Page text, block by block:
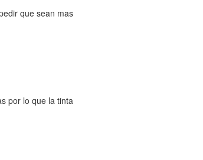
que sean mas
por lo que la tinta